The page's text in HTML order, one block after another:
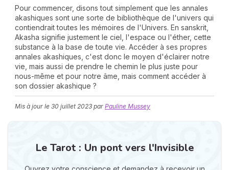
Pour commencer, disons tout simplement que les annales
akashiques sont une sorte de bibliothèque de l'univers qui
contiendrait toutes les mémoires de l'Univers. En sanskrit,
Akasha signifie justement le ciel, l'espace ou l'éther, cette
substance à la base de toute vie. Accéder à ses propres
annales akashiques, c'est donc le moyen d'éclairer notre
vie, mais aussi de prendre le chemin le plus juste pour
nous-même et pour notre âme, mais comment accéder à
son dossier akashique ?
Mis à jour le 30 juillet 2023 par Pauline Mussey
Le Tarot : Un pont vers l'Invisible